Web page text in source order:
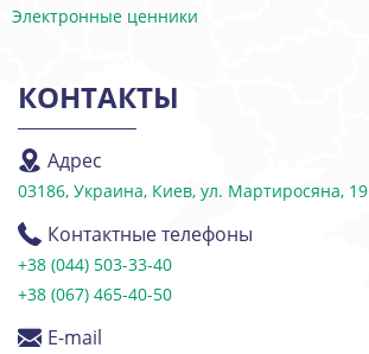
Электронные ценники
КОНТАКТЫ
Адрес
03186, Украина, Киев, ул. Мартиросяна, 19
Контактные телефоны
+38 (044) 503-33-40
+38 (067) 465-40-50
E-mail